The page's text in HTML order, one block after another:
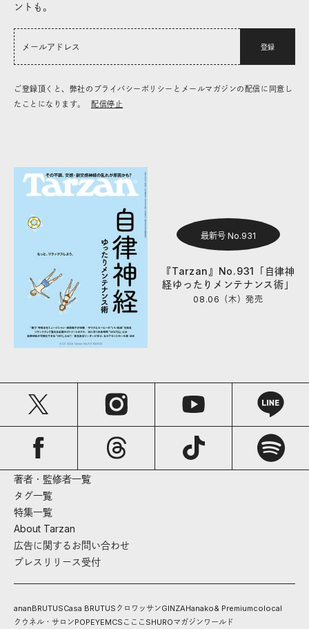
ントも。
登録
ご登録頂くと、弊社のプライバシーポリシーとメールマガジンの配信に同意し
たことになります。
配信停止
最新号 No.931
『Tarzan』No.931「自律神
経ゆったりメンテナンス術」
08.06（木）発売
著者・監修者一覧
タグ一覧
特集一覧
About Tarzan
広告に関するお問い合わせ
プレスリリース受付
ananBRUTUSCasa BRUTUS クロワッサンGINZAHanako& Premiumcolocal
クウネル・サロンPOPEYEMCS こここ SHUROマガジンワールド